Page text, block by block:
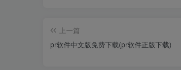
上一篇
pr软件中文版免费下载(pr软件正版下载)